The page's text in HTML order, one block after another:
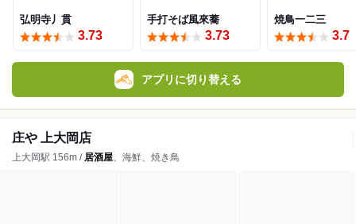
弘明寺丿貫
3.73
手打そば風來蕎
3.73
焼鳥一二三
3.7
アプリに切り替える
庄や 上大岡店
上大岡駅 156m / 居酒屋、海鮮、焼き鳥